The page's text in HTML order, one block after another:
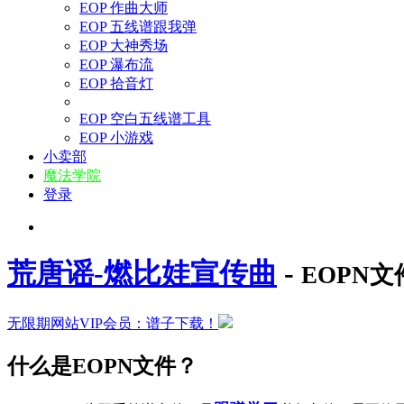
EOP 作曲大师
EOP 五线谱跟我弹
EOP 大神秀场
EOP 瀑布流
EOP 拾音灯
EOP 空白五线谱工具
EOP 小游戏
小卖部
魔法学院
登录
荒唐谣-燃比娃宣传曲 - EOPN文
无限期网站VIP会员：谱子下载！
什么是EOPN文件？